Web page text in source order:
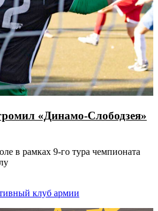
«Динамо-Слободзея»
в рамках 9-го тура чемпионата
клуб армии